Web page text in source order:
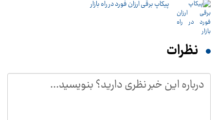
پیکاپ برقی ارزان فورد در راه بازار
نظرات